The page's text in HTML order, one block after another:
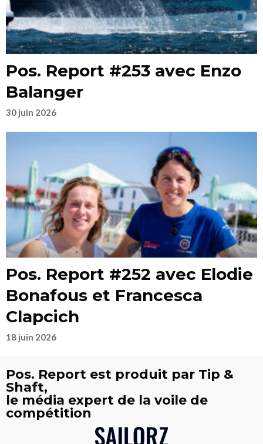
Pos. Report #253 avec Enzo
Balanger
30 juin 2026
Pos. Report #252 avec Elodie
Bonafous et Francesca
Clapcich
18 juin 2026
Pos. Report est produit par Tip &
Shaft,
le média expert de la voile de
compétition